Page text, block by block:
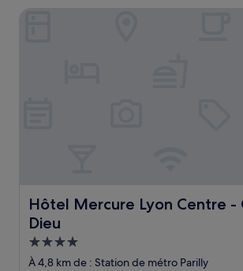
Hôtel Mercure Lyon Centre -
Dieu
Hôtel Mercure Lyon Centre - Gare
Hébergement
4.0 étoiles
À 4,8 km de : Station de métro Parilly